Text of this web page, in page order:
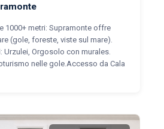
1000+ metri: Supramonte offre
(gole, foreste, viste sul mare).
Urzulei, Orgosolo con murales.
nelle gole.Accesso da Cala